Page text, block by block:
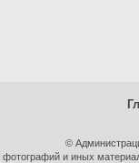
©
и иных